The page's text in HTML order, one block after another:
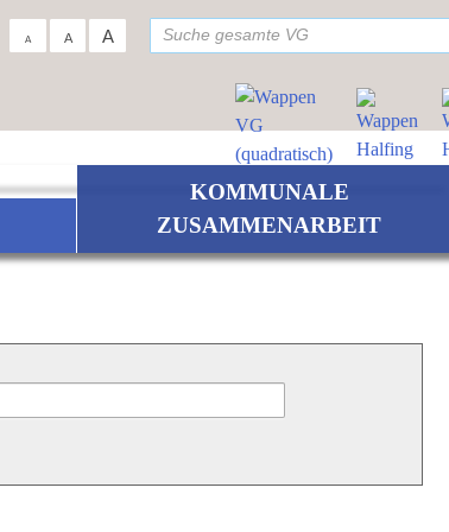
A A A
KOMMUNALE
ZUSAMMENARBEIT